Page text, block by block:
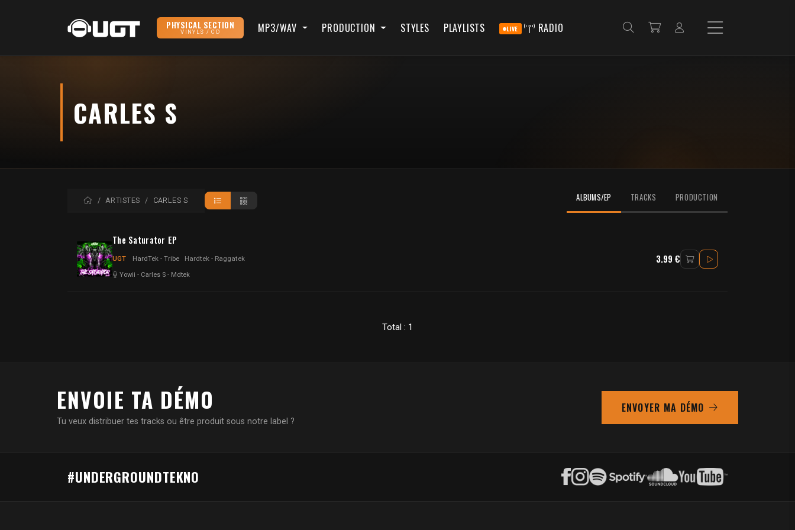
PHYSICAL SECTION
VINYLS / CD MP3/WAV PRODUCTION STYLES PLAYLISTS LIVE RADIO
CARLES S
ACCUEIL
ARTISTES CARLES S ALBUMS/EP TRACKS PRODUCTION
The Saturator EP
UGT HardTek - Tribe Hardtek - Raggatek
Yowii - Carles S - Mdtek
3.99 €
Total : 1
ENVOIE TA DÉMO
Tu veux distribuer tes tracks ou être produit sous notre label ?
ENVOYER MA DÉMO
#UNDERGROUNDTEKNO